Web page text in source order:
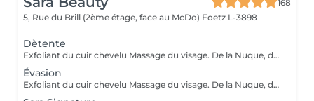
168
5, Rue du Brill (2ème étage, face au McDo) Foetz L-3898
Dètente
Exfoliant du cuir chevelu Massage du visage. De la Nuque, des Épaules, des Bras et du cuir chevelu Cascade d'eau Shampoing Soin Séchage simple
Évasion
Exfoliant du cuir chevelu Massage du visage. De la Nuque, des Epaules, des Bras et du cuir chevelu Cascade d'eau Shampoing Soin Séchage+Lissage ou Boucles